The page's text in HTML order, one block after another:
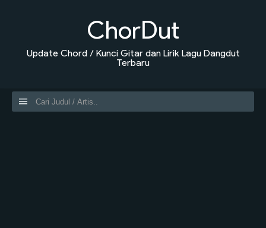
ChorDut
Update Chord / Kunci Gitar dan Lirik Lagu Dangdut
Terbaru